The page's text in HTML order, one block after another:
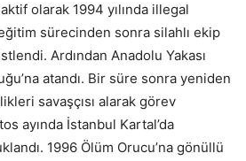
olarak 1994 yılında illegal
sürecinden sonra silahlı ekip
Ardından Anadolu Yakası
atandı. Bir süre sonra yeniden
savaşçısı alarak görev
ayında İstanbul Kartal’da
1996 Ölüm Orucu’na gönüllü